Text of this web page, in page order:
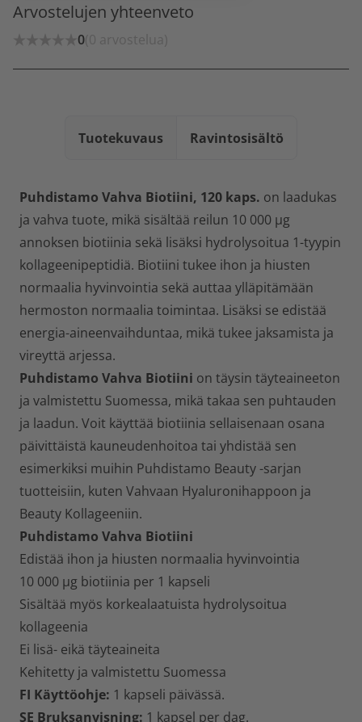
Arvostelujen yhteenveto
0(0 arvostelua)
Tuotekuvaus Ravintosisältö
Puhdistamo Vahva Biotiini, 120 kaps. on laadukas
ja vahva tuote, mikä sisältää reilun 10 000 µg
annoksen biotiinia sekä lisäksi hydrolysoitua 1-tyypin
kollageenipeptidiä. Biotiini tukee ihon ja hiusten
normaalia hyvinvointia sekä auttaa ylläpitämään
hermoston normaalia toimintaa. Lisäksi se edistää
energia-aineenvaihduntaa, mikä tukee jaksamista ja
vireyttä arjessa.
Puhdistamo Vahva Biotiini on täysin täyteaineeton
ja valmistettu Suomessa, mikä takaa sen puhtauden
ja laadun. Voit käyttää biotiinia sellaisenaan osana
päivittäistä kauneudenhoitoa tai yhdistää sen
esimerkiksi muihin Puhdistamo Beauty -sarjan
tuotteisiin, kuten Vahvaan Hyaluronihappoon ja
Beauty Kollageeniin.
Puhdistamo Vahva Biotiini
Edistää ihon ja hiusten normaalia hyvinvointia
10 000 µg biotiinia per 1 kapseli
Sisältää myös korkealaatuista hydrolysoitua
kollageenia
Ei lisä- eikä täyteaineita
Kehitetty ja valmistettu Suomessa
FI Käyttöohje: 1 kapseli päivässä.
SE Bruksanvisning: 1 kapsel per dag.